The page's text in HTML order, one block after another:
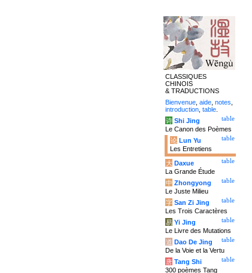
CLASSIQUES
CHINOIS
& TRADUCTIONS
Bienvenue aide notes
introduction table
table
诗 Shi Jing
Le Canon des Poèmes
table
论 Lun Yu
Les Entretiens
table
大 Daxue
La Grande Étude
table
中 Zhongyong
Le Juste Milieu
table
字 San Zi Jing
Les Trois Caractères
table
易 Yi Jing
Le Livre des Mutations
table
道 Dao De Jing
De la Voie et la Vertu
table
唐 Tang Shi
300 poèmes Tang